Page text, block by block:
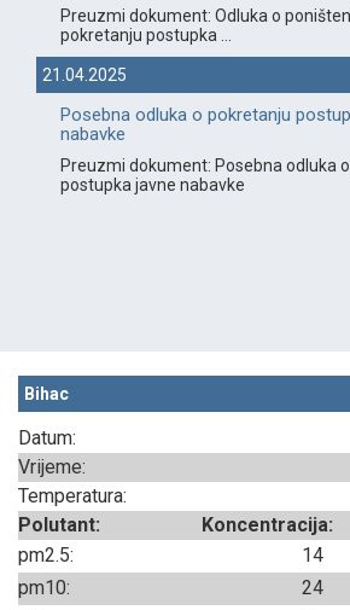
Preuzmi dokument: Odluka o
pokretanju postupka ...
21.04.2025
Posebna odluka o pokretanju
nabavke
Preuzmi dokument: Posebna odluka
postupka javne nabavke
Bihac
Datum:
Vrijeme:
Temperatura:
Polutant:
Koncentracija:
pm2.5:
14
pm10:
24